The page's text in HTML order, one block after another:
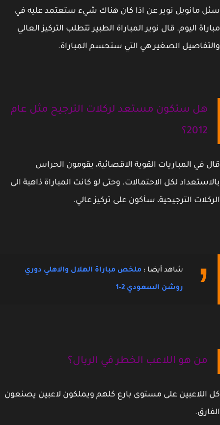
مانويل نوير عن اذا كان هناك شيء ستعتمد عليه في
اليوم. قال نوير المباراة الطبير تتطلب التركيز العالي
الصغير هي التي ستحسم المباراة.
هل ستكون مستعد لركلات الترجيح مثل عام
2012؟
في المباريات القوية الاقصائية، يقومون الحراس
لكل الاحتمالات. وحتى لو كانت المباراة ذاهبة الى
الترجيحية، سأكون على تركيز عالي.
شاهد أيضا :ملخص مباراة الهلال والاهلي دوري
روشن السعودي 2-1
من هو اللاعب الخطر في الريال؟
اللاعبين على مستوى بارع كلهم ويملكون لاعبين يصنعون